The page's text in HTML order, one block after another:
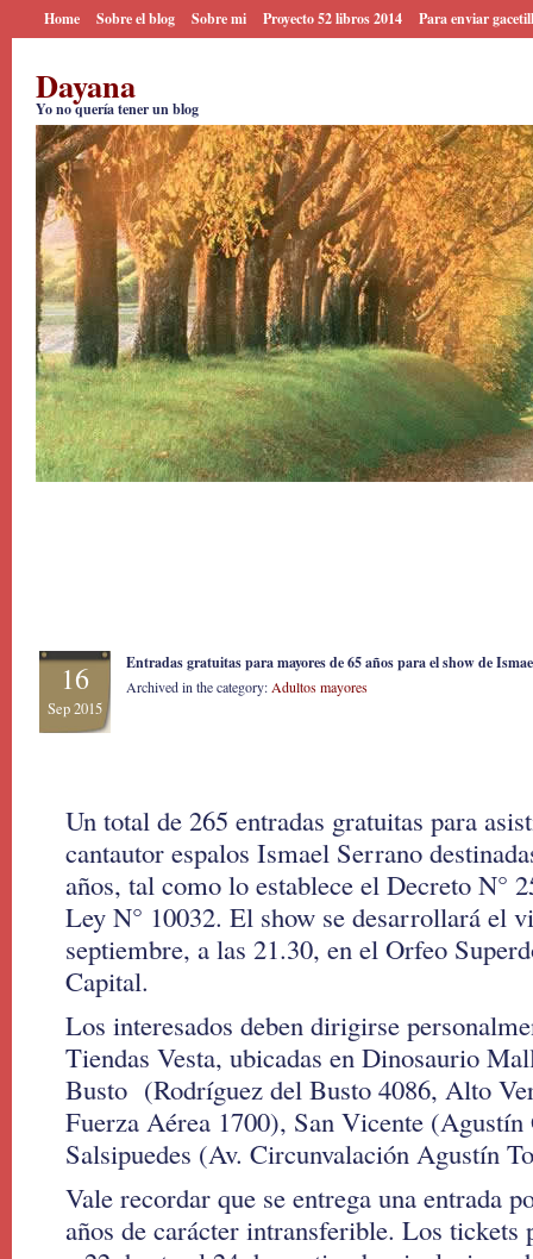
Home Sobre el blog Sobre mi Proyecto 52 libros 2014 Para enviar
Dayana
Yo no quería tener un blog
16
Sep 2015
Entradas gratuitas para mayores de 65 años para el show de
Archived in the category: Adultos mayores
Un total de 265 entradas gratuitas para
cantautor espalos Ismael Serrano
años, tal como lo establece el Decreto N°
Ley N° 10032. El show se desarrollará el
septiembre, a las 21.30, en el Orfeo
Capital.
Los interesados deben dirigirse
Tiendas Vesta, ubicadas en Dinosaurio
Busto (Rodríguez del Busto 4086, Alto
Fuerza Aérea 1700), San Vicente
Salsipuedes (Av. Circunvalación Agustín
Vale recordar que se entrega una entrada
años de carácter intransferible. Los tickets